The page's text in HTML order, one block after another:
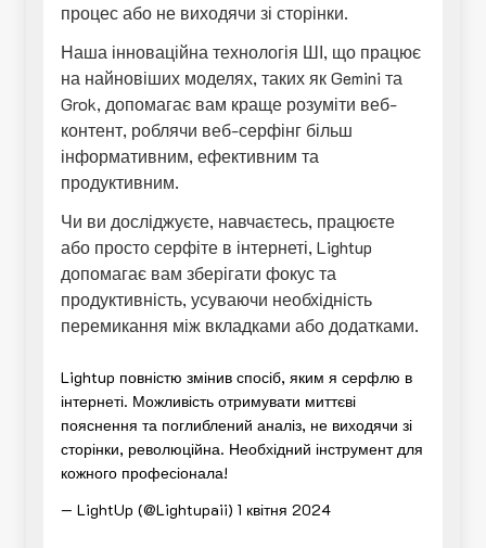
процес або не виходячи зі сторінки.
Наша інноваційна технологія ШІ, що працює
на найновіших моделях, таких як Gemini та
Grok, допомагає вам краще розуміти веб-
контент, роблячи веб-серфінг більш
інформативним, ефективним та
продуктивним.
Чи ви досліджуєте, навчаєтесь, працюєте
або просто серфіте в інтернеті, Lightup
допомагає вам зберігати фокус та
продуктивність, усуваючи необхідність
перемикання між вкладками або додатками.
Lightup повністю змінив спосіб, яким я серфлю в
інтернеті. Можливість отримувати миттєві
пояснення та поглиблений аналіз, не виходячи зі
сторінки, революційна. Необхідний інструмент для
кожного професіонала!
— LightUp (@Lightupaii) 1 квітня 2024